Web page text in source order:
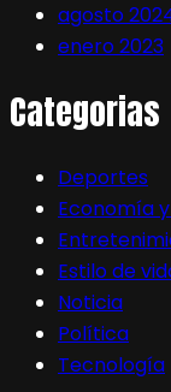
agosto
enero 2023
Categorias
Deportes
Economía
Estilo de
Noticia
Política
Tecnología